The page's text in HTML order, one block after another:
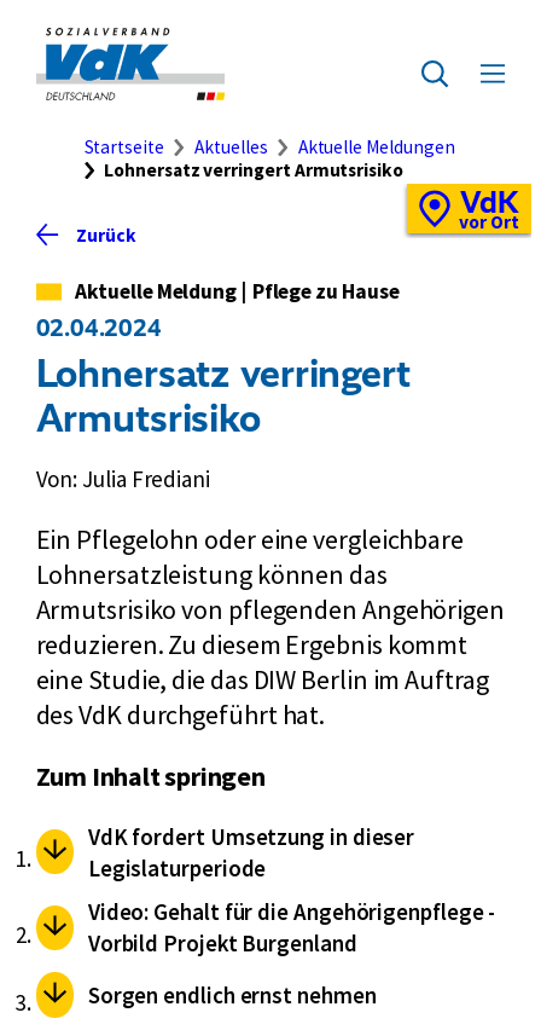
Seiteninhalt
springen
Zur
Startseite
des
Zur
Suche
Menü
Ort-
VdK
vor Ort
Brotkrumennavigation
Startseite Aktuelles
Aktuelle Meldungen
Lohnersatz verringert Armutsrisiko
Zurück
Kategorie
Aktuelle Meldung Pflege zu Hause
02.04.2024
Lohnersatz verringert
Armutsrisiko
Von: Julia Frediani
Ein Pflegelohn oder eine vergleichbare
Lohnersatzleistung können das
Armutsrisiko von pflegenden Angehörigen
reduzieren. Zu diesem Ergebnis kommt
eine Studie, die das DIW Berlin im Auftrag
des VdK durchgeführt hat.
Zum Inhalt springen
VdK fordert Umsetzung in dieser
Legislaturperiode
Video: Gehalt für die Angehörigenpflege -
Vorbild Projekt Burgenland
Sorgen endlich ernst nehmen